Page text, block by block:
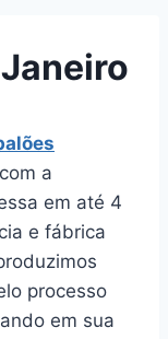
com a
em até 4
e fábrica
processo
em sua